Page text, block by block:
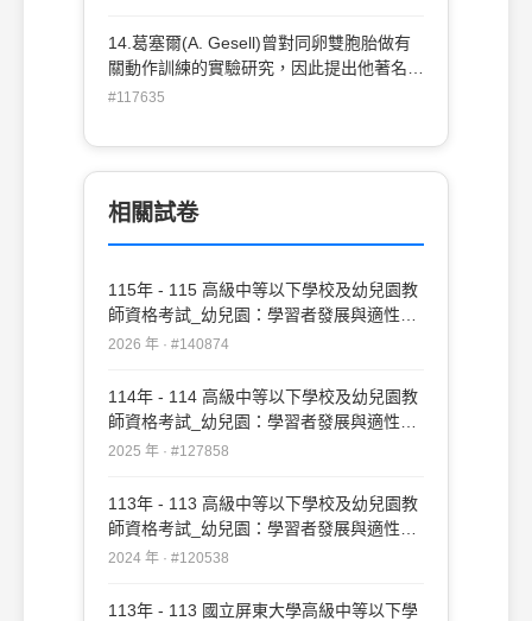
四個階段： 甲、以簡單的中文單字或片語
溝通 乙、自如地應用中文 丙、聆聽別人說
14.葛塞爾(A. Gesell)曾對同卵雙胞胎做有
關動作訓練的實驗研究，因此提出他著名的
發展理論，其主要的論點是什麼？ (A)環境
作訓練對幼兒會有很好的效果(C)成熟對幼
兒的動作發展有決定性作用(D)家庭對幼兒
#117635
相關試卷
115年 - 115 高級中等以下學校及幼兒園教
師資格考試_幼兒園：學習者發展與適性輔
導#140874
2026 年 · #140874
114年 - 114 高級中等以下學校及幼兒園教
師資格考試_幼兒園：學習者發展與適性輔
導#127858
2025 年 · #127858
113年 - 113 高級中等以下學校及幼兒園教
師資格考試_幼兒園：學習者發展與適性輔
導#120538
2024 年 · #120538
113年 - 113 國立屏東大學高級中等以下學